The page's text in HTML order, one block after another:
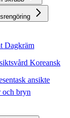
Dagkräm
Koreansk
ansikte
och bryn